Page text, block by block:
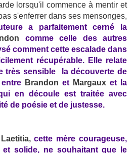
lorsqu'il commence à mentir et
s'enferrer dans ses mensonges,
a parfaitement cerné la
comme celle des autres
comment cette escalade dans
récupérable. Elle relate
très sensible la découverte de
Brandon et Margaux et la
en découle est traitée avec
de poésie et de justesse.
cette mère courageuse,
solide, ne souhaitant que le